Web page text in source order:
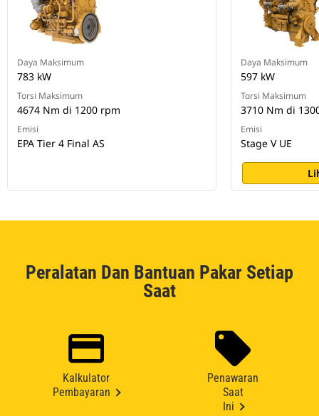
Daya Maksimum
783 kW
Torsi Maksimum
4674 Nm di 1200 rpm
Emisi
EPA Tier 4 Final AS
Daya Maksimum
597 kW
Torsi Maksimum
3710 Nm di
Emisi
Stage V UE
Peralatan Dan Bantuan Pakar Setiap
Saat
Kalkulator
Pembayaran
Penawaran
Saat
Ini